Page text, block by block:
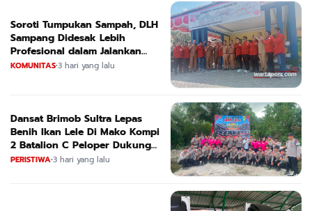
Soroti Tumpukan Sampah, DLH
Sampang Didesak Lebih
Profesional dalam Jalankan
Tugas
KOMUNITAS•3 hari yang lalu
Dansat Brimob Sultra Lepas
Benih Ikan Lele Di Mako Kompi
2 Batalion C Peloper Dukung
ketahanan Pangan Nasional
PERISTIWA•3 hari yang lalu